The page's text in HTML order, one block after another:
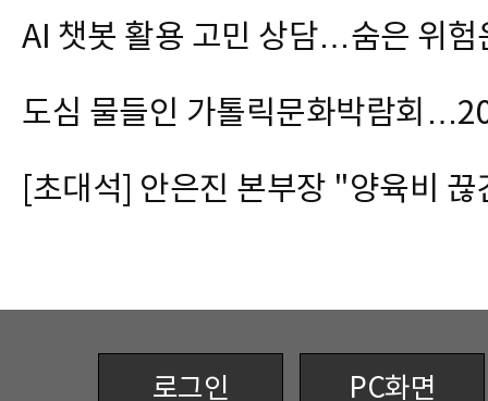
AI 챗봇 활용 고민 상담…숨은 위험
로그인 PC화면